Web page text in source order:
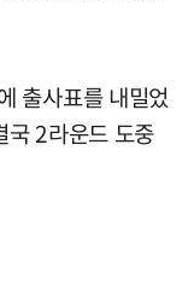
출사표를 내밀었
국 2라운드 도중